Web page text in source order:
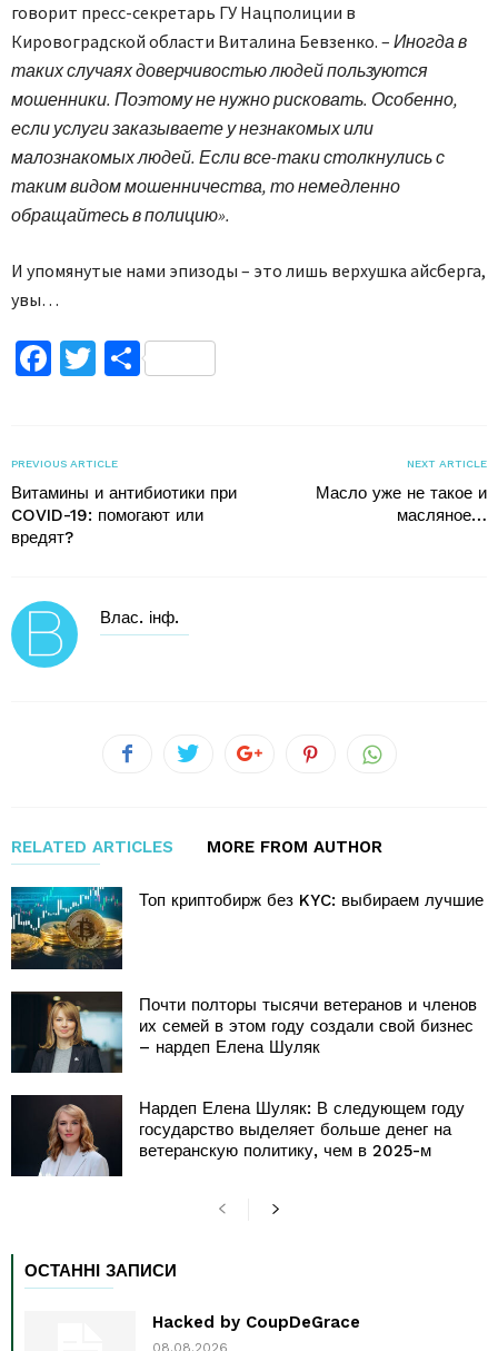
говорит пресс-секретарь ГУ Нацполиции в
Кировоградской области Виталина Бевзенко. – Иногда в
таких случаях доверчивостью людей пользуются
мошенники. Поэтому не нужно рисковать. Особенно,
если услуги заказываете у незнакомых или
малознакомых людей. Если все-таки столкнулись с
таким видом мошенничества, то немедленно
обращайтесь в полицию».
И упомянутые нами эпизоды – это лишь верхушка айсберга,
увы…
Facebook
TwitterПоділитися
PREVIOUS ARTICLE
Витамины и антибиотики при
COVID-19: помогают или
вредят?
NEXT ARTICLE
Масло уже не такое и
масляное…
Влас. інф.
RELATED ARTICLES MORE FROM AUTHOR
Топ криптобирж без KYC: выбираем лучшие
Почти полторы тысячи ветеранов и членов
их семей в этом году создали свой бизнес
– нардеп Елена Шуляк
Нардеп Елена Шуляк: В следующем году
государство выделяет больше денег на
ветеранскую политику, чем в 2025-м
ОСТАННІ ЗАПИСИ
Hacked by CoupDeGrace
08.08.2026